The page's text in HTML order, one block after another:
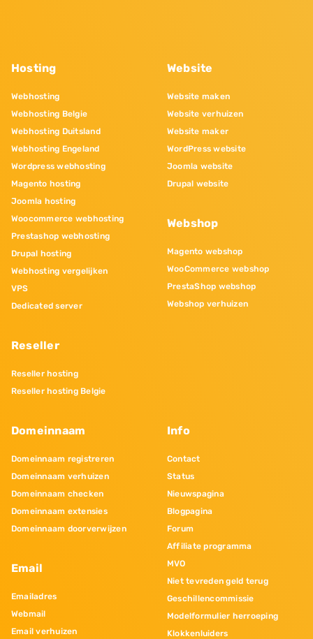
Hosting
Webhosting
Webhosting Belgie
Webhosting Duitsland
Webhosting Engeland
Wordpress webhosting
Magento hosting
Joomla hosting
Woocommerce webhosting
Prestashop webhosting
Drupal hosting
Webhosting vergelijken
VPS
Dedicated server
Reseller
Reseller hosting
Reseller hosting Belgie
Website
Website maken
Website verhuizen
Website maker
WordPress website
Joomla website
Drupal website
Webshop
Magento webshop
WooCommerce webshop
PrestaShop webshop
Webshop verhuizen
Domeinnaam
Domeinnaam registreren
Domeinnaam verhuizen
Domeinnaam checken
Domeinnaam extensies
Domeinnaam doorverwijzen
Email
Emailadres
Webmail
Email verhuizen
Info
Contact
Status
Nieuwspagina
Blogpagina
Forum
Affiliate programma
MVO
Niet tevreden geld terug
Geschillencommissie
Modelformulier herroeping
Klokkenluiders